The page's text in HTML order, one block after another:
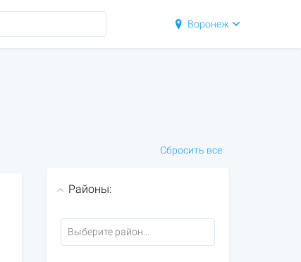
Воронеж
Сбросить все
Районы: